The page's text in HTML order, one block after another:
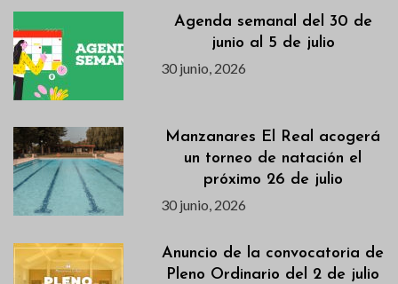
Agenda semanal del 30 de
junio al 5 de julio
30 junio, 2026
Manzanares El Real acogerá
un torneo de natación el
próximo 26 de julio
30 junio, 2026
Anuncio de la convocatoria de
Pleno Ordinario del 2 de julio